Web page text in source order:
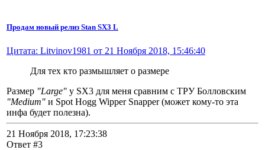
Продам новый релиз Stan SX3 L
Цитата: Litvinov1981 от 21 Ноября 2018, 15:46:40
Для тех кто размышляет о размере
Размер "Large" у SX3 для меня сравним с ТРУ Болловским
"Мedium" и Spot Hogg Wipper Snapper (может кому-то эта
инфа будет полезна).
21 Ноября 2018, 17:23:38
Ответ #3